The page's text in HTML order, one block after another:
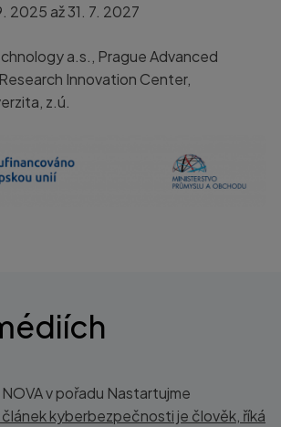
2025 až 31. 7. 2027
a.s., Prague Advanced
Innovation Center,
z.ú.
NOVA v pořadu Nastartujme
článek kyberbezpečnosti je člověk, říká